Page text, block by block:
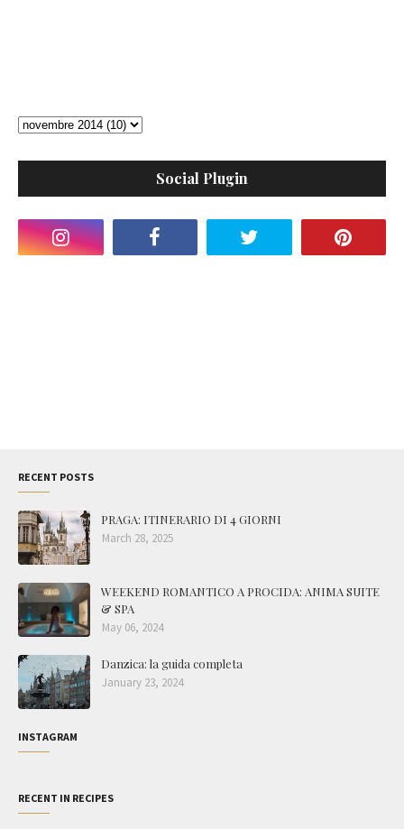
Social Plugin
RECENT POSTS
PRAGA: ITINERARIO DI 4 GIORNI
March 28, 2025
WEEKEND ROMANTICO A PROCIDA: ANIMA SUITE
& SPA
May 06, 2024
Danzica: la guida completa
January 23, 2024
INSTAGRAM
RECENT IN RECIPES